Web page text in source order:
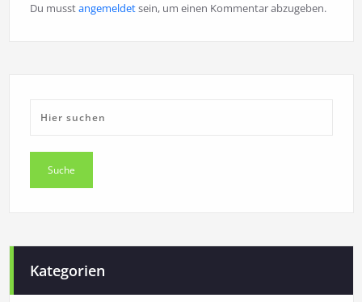
Du musstangemeldetsein, um einen Kommentar abzugeben.
Kategorien